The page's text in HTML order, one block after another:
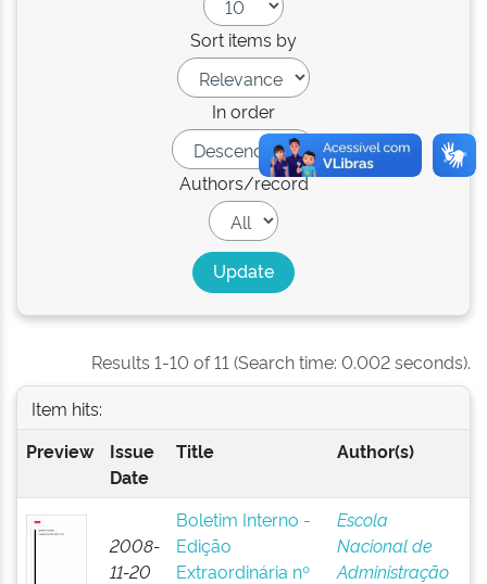
Sort items by
In order
Authors/record
Results 1-10 of 11 (Search time: 0.002 seconds).
Item hits:
Preview
Issue
Date
Title Author(s)
2008-
11-20
Boletim Interno -
Edição
Extraordinária nº
Escola
Nacional de
Administração